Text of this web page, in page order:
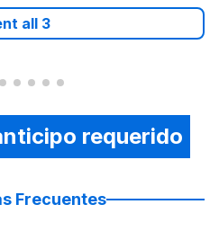
all 3
requerido
Frecuentes